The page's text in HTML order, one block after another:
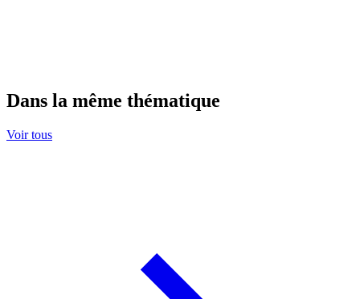
Dans la même thématique
Voir tous